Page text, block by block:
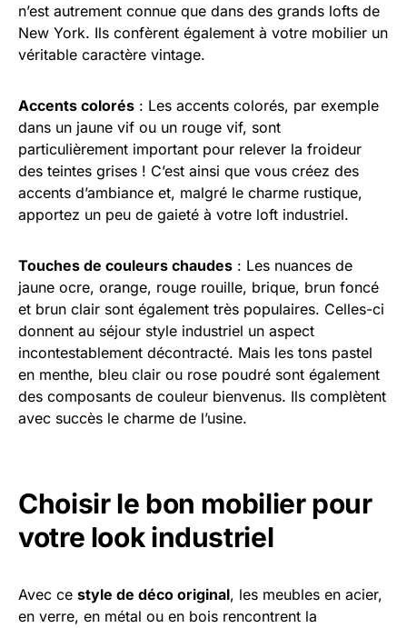
n’est autrement connue que dans des grands lofts de
New York. Ils confèrent également à votre mobilier un
véritable caractère vintage.
Accents colorés : Les accents colorés, par exemple
dans un jaune vif ou un rouge vif, sont
particulièrement important pour relever la froideur
des teintes grises ! C’est ainsi que vous créez des
accents d’ambiance et, malgré le charme rustique,
apportez un peu de gaieté à votre loft industriel.
Touches de couleurs chaudes : Les nuances de
jaune ocre, orange, rouge rouille, brique, brun foncé
et brun clair sont également très populaires. Celles-ci
donnent au séjour style industriel un aspect
incontestablement décontracté. Mais les tons pastel
en menthe, bleu clair ou rose poudré sont également
des composants de couleur bienvenus. Ils complètent
avec succès le charme de l’usine.
Choisir le bon mobilier pour
votre look industriel
Avec ce style de déco original, les meubles en acier,
en verre, en métal ou en bois rencontrent la